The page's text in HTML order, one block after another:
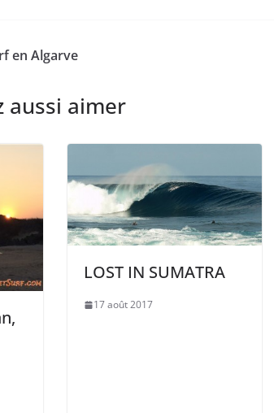
en Algarve
aussi aimer
LOST IN SUMATRA
17 août 2017